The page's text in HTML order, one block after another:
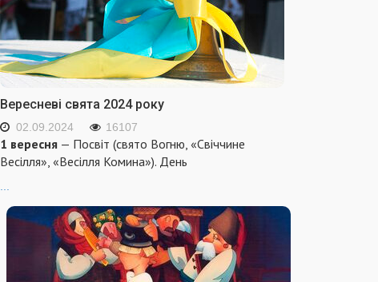
Вересневі свята 2024 року
02.09.2024 16107
1 вересня — Посвіт (свято Вогню, «Свіччине
Весілля», «Весілля Комина»). День
...